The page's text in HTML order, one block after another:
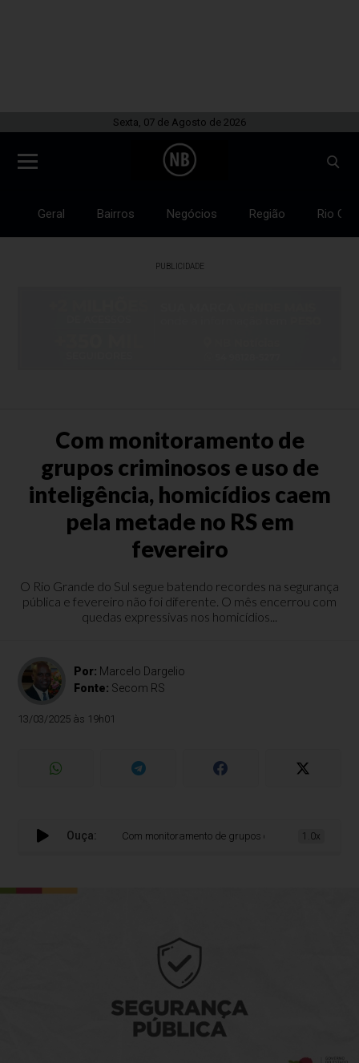
Sexta, 07 de Agosto de 2026
Geral Bairros Negócios Região Rio
PUBLICIDADE
Com monitoramento de
grupos criminosos e uso de
inteligência, homicídios caem
pela metade no RS em
fevereiro
O Rio Grande do Sul segue batendo recordes na segurança
pública e fevereiro não foi diferente. O mês encerrou com
quedas expressivas nos homicídios...
Por: Marcelo Dargelio
Fonte: Secom RS
13/03/2025 às 19h01
Ouça: Com monitoramento de grupos criminosos e uso de
1.0x